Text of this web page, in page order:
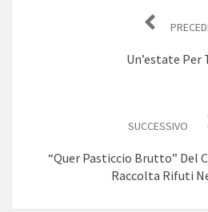
Un’estate Per
SUCCESSIVO
“Quer Pasticcio Brutto” Del
Raccolta Rifuti